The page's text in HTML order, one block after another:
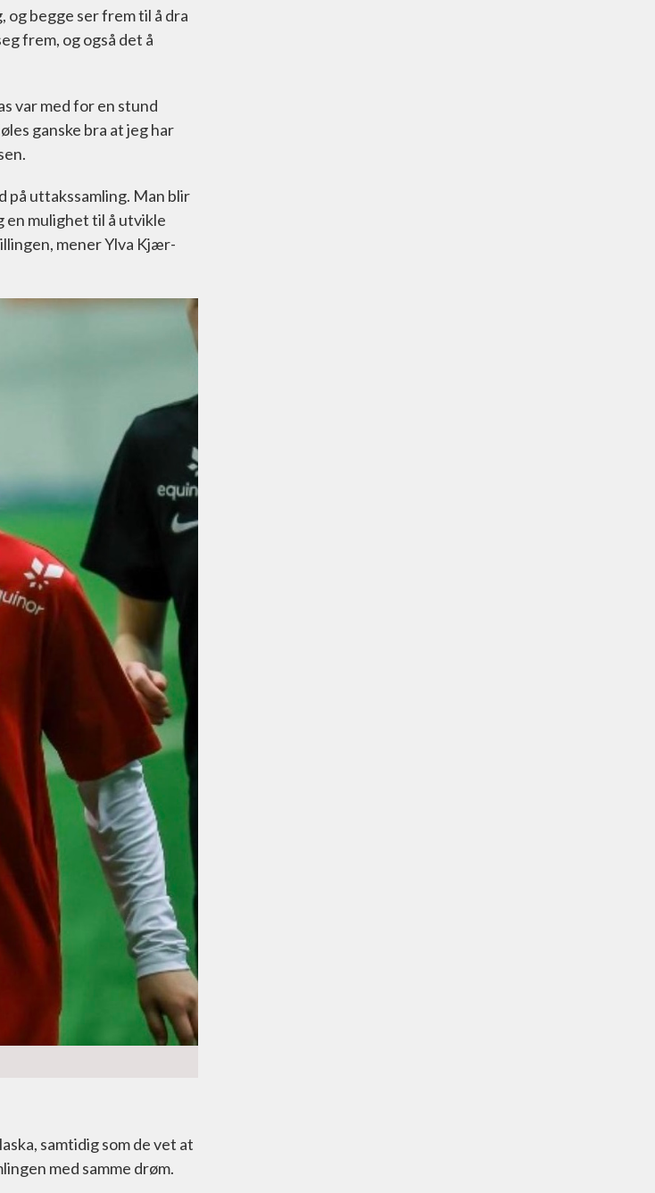
begge ser frem til å dra
frem, og også det å
var med for en stund
ganske bra at jeg har
på uttakssamling. Man blir
en mulighet til å utvikle
mener Ylva Kjær-
samtidig som de vet at
med samme drøm.